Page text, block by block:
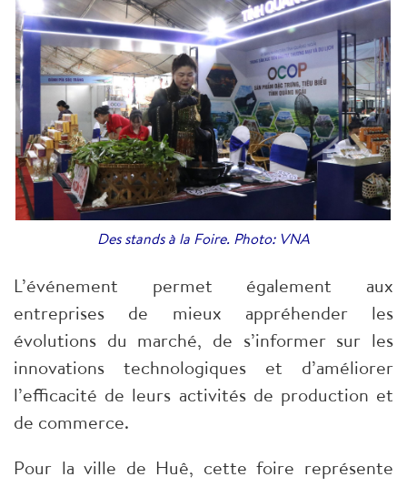
Des stands à la Foire. Photo: VNA
L’événement permet également aux
entreprises de mieux appréhender les
évolutions du marché, de s’informer sur les
innovations technologiques et d’améliorer
l’efficacité de leurs activités de production et
de commerce.
Pour la ville de Huê, cette foire représente